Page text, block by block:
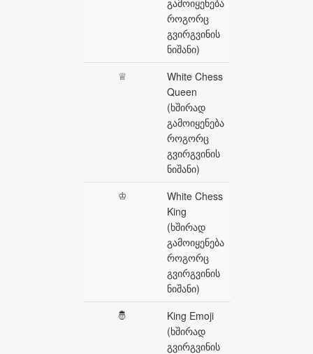
გამოიყენება
როგორც
გვირგვინის
ნიშანი)
♕
White Chess
Queen
(ხშირად
გამოიყენება
როგორც
გვირგვინის
ნიშანი)
♔
White Chess
King
(ხშირად
გამოიყენება
როგორც
გვირგვინის
ნიშანი)
🤴
King Emoji
(ხშირად
გვირგვინის